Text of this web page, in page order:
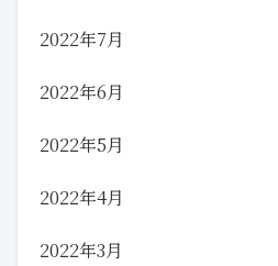
2022年7月
2022年6月
2022年5月
2022年4月
2022年3月